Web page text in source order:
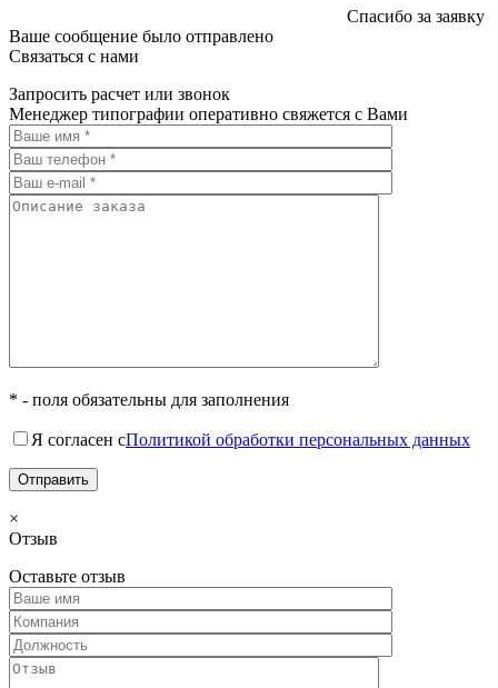
Спасибо за заявку
Ваше сообщение было отправлено
Связаться с нами
Запросить расчет или звонок
Менеджер типографии оперативно свяжется с Вами
* - поля обязательны для заполнения
Я согласен сПолитикой обработки персональных данных
×
Отзыв
Оставьте отзыв